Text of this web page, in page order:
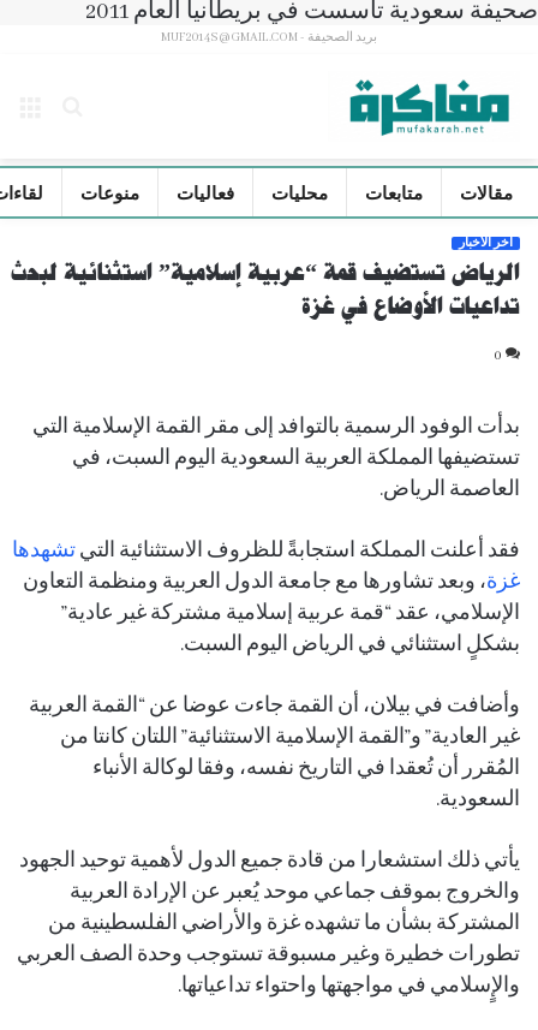
صحيفة سعودية تأسست في بريطانيا العام 2011
بريد الصحيفة - MUF2014S@GMAIL.COM
مقالات متابعات محليات فعاليات منوعات
آخر الأخبار
الرياض تستضيف قمة “عربية إسلامية” استثنائية لبحث
تداعيات الأوضاع في غزة
0
بدأت الوفود الرسمية بالتوافد إلى مقر القمة الإسلامية التي
تستضيفها المملكة العربية السعودية اليوم السبت، في
العاصمة الرياض.
فقد أعلنت المملكة استجابةً للظروف الاستثنائية التيتشهدها
غزة، وبعد تشاورها مع جامعة الدول العربية ومنظمة التعاون
الإسلامي، عقد “قمة عربية إسلامية مشتركة غير عادية”
بشكلٍ استثنائي في الرياض اليوم السبت.
وأضافت في بيلان، أن القمة جاءت عوضا عن “القمة العربية
غير العادية” و”القمة الإسلامية الاستثنائية” اللتان كانتا من
المُقرر أن تُعقدا في التاريخ نفسه، وفقا لوكالة الأنباء
السعودية.
يأتي ذلك استشعارا من قادة جميع الدول لأهمية توحيد الجهود
والخروج بموقف جماعي موحد يُعبر عن الإرادة العربية
المشتركة بشأن ما تشهده غزة والأراضي الفلسطينية من
تطورات خطيرة وغير مسبوقة تستوجب وحدة الصف العربي
والإٍسلامي في مواجهتها واحتواء تداعياتها.